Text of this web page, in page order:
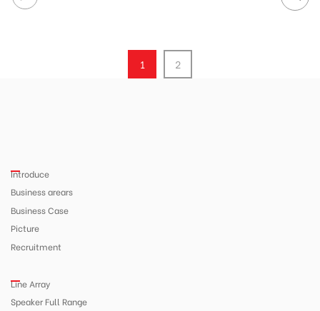
1 2
Introduce
Business arears
Business Case
Picture
Recruitment
Line Array
Speaker Full Range